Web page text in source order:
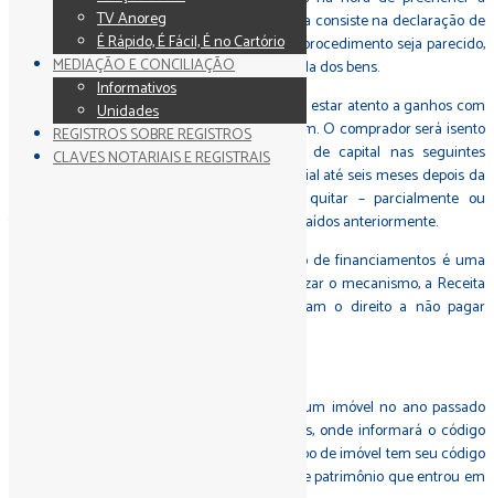
declaração do Imposto de Renda Pessoa Física consiste na declaração de
patrimônios como carro e imóveis. Embora o procedimento seja parecido,
existem diferenças na hora de informar a venda dos bens.
Em relação aos imóveis, o contribuinte precisa estar atento a ganhos com
a valorização entre a compra e a venda do bem. O comprador será isento
de Imposto de Renda (IR) sobre o ganho de capital nas seguintes
situações: caso compre outro imóvel residencial até seis meses depois da
venda ou use o dinheiro da venda para quitar – parcialmente ou
totalmente – financiamentos imobiliários contraídos anteriormente.
A isenção de Imposto de Renda na quitação de financiamentos é uma
novidade na declaração deste ano. Ao autorizar o mecanismo, a Receita
oficializou decisões judiciais que reconheciam o direito a não pagar
Primeiramente, o contribuinte que adquiriu um imóvel no ano passado
deverá abrir um item na ficha Bens e Direitos, onde informará o código
correspondente a cada tipo de imóvel. Cada tipo de imóvel tem seu código
no grupo 1, segundo a nova lista de códigos de patrimônio que entrou em
TV Anoreg
É Rápido, É Fácil, É no Cartório
MEDIAÇÃO E CONCILIAÇÃO
Informativos
Unidades
REGISTROS SOBRE REGISTROS
CLAVES NOTARIAIS E REGISTRAIS